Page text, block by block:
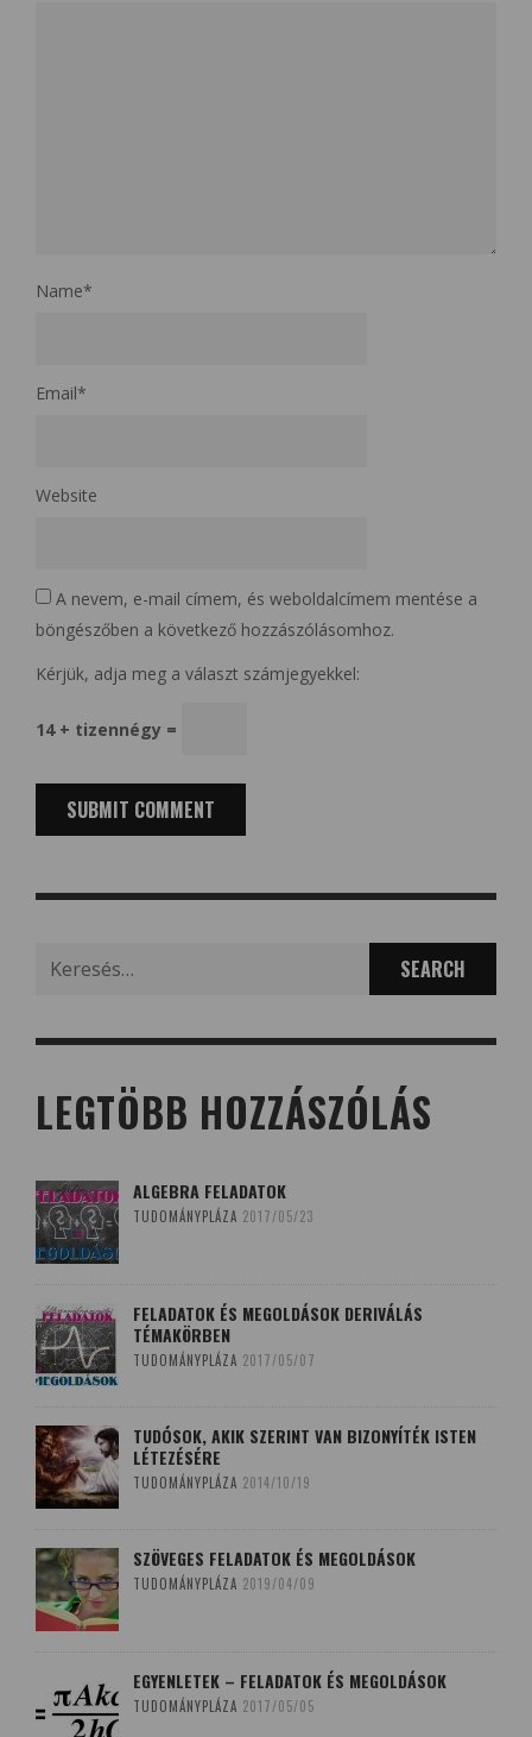
Name*
Email*
Website
A nevem, e-mail címem, és weboldalcímem mentése a
böngészőben a következő hozzászólásomhoz.
Kérjük, adja meg a választ számjegyekkel:
14 + tizennégy =
for:
LEGTÖBB HOZZÁSZÓLÁS
ALGEBRA FELADATOK
TUDOMÁNYPLÁZA 2017/05/23
FELADATOK ÉS MEGOLDÁSOK DERIVÁLÁS
TÉMAKÖRBEN
TUDOMÁNYPLÁZA 2017/05/07
TUDÓSOK, AKIK SZERINT VAN BIZONYÍTÉK ISTEN
LÉTEZÉSÉRE
TUDOMÁNYPLÁZA 2014/10/19
SZÖVEGES FELADATOK ÉS MEGOLDÁSOK
TUDOMÁNYPLÁZA 2019/04/09
EGYENLETEK – FELADATOK ÉS MEGOLDÁSOK
TUDOMÁNYPLÁZA 2017/05/05